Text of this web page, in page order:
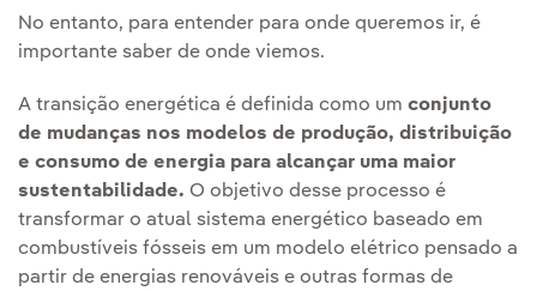
No entanto, para entender para onde queremos ir, é
importante saber de onde viemos.
A transição energética é definida como um conjunto
de mudanças nos modelos de produção, distribuição
e consumo de energia para alcançar uma maior
sustentabilidade. O objetivo desse processo é
transformar o atual sistema energético baseado em
combustíveis fósseis em um modelo elétrico pensado a
partir de energias renováveis e outras formas de